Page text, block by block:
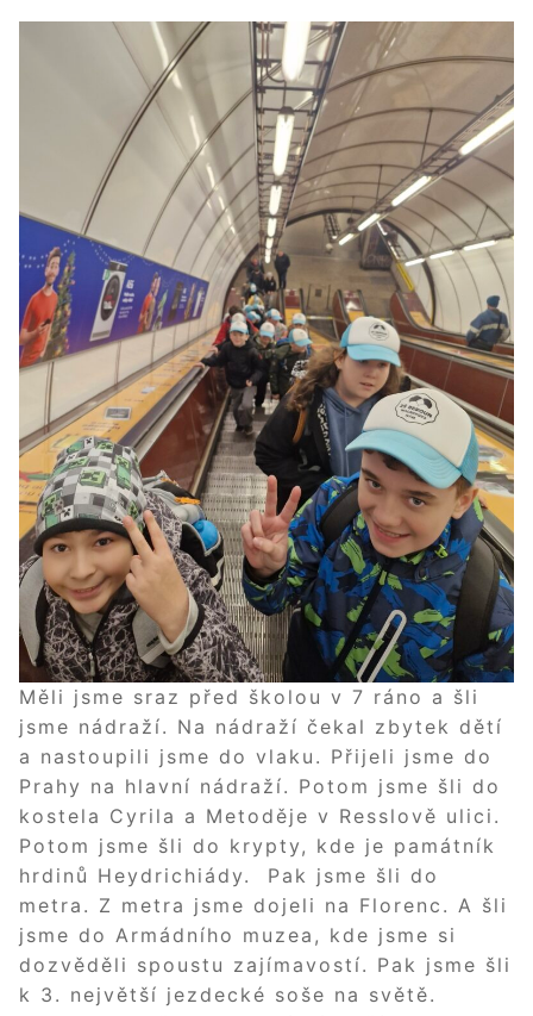
Měli jsme sraz před školou v 7 ráno a šli
jsme nádraží. Na nádraží čekal zbytek dětí
a nastoupili jsme do vlaku. Přijeli jsme do
Prahy na hlavní nádraží. Potom jsme šli do
kostela Cyrila a Metoděje v Resslově ulici.
Potom jsme šli do krypty, kde je památník
hrdinů Heydrichiády. Pak jsme šli do
metra. Z metra jsme dojeli na Florenc. A šli
jsme do Armádního muzea, kde jsme si
dozvěděli spoustu zajímavostí. Pak jsme šli
k 3. největší jezdecké soše na světě.